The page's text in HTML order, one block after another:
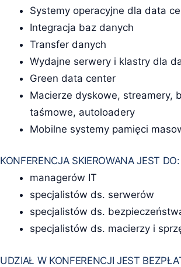
Systemy operacyjne dla data
Integracja baz danych
Transfer danych
Wydajne serwery i klastry dla
Green data center
Macierze dyskowe, streamery,
taśmowe, autoloadery
Mobilne systemy pamięci
KONFERENCJA SKIEROWANA JEST DO:
managerów IT
specjalistów ds. serwerów
specjalistów ds.
specjalistów ds. macierzy i
UDZIAŁ W KONFERENCJI JEST